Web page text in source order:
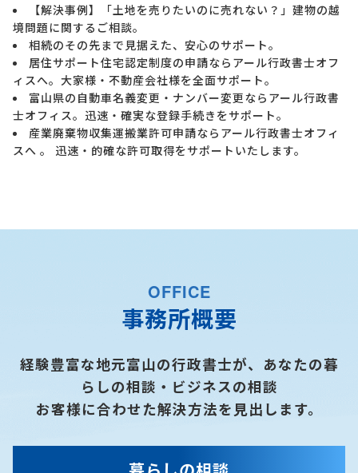
【解決事例】「土地を売りたいのに売れない？」建物の越
境問題に関するご相談。
相続のその先まで見据えた、安心のサポート。
居住サポート住宅認定制度の申請ならアール行政書士オフ
ィスへ。大家様・不動産会社様を全面サポート。
富山県の自動車名義変更・ナンバー変更ならアール行政書
士オフィス。迅速・確実な登録手続きをサポート。
産業廃棄物収集運搬業許可申請ならアール行政書士オフィ
スへ 。 迅速・的確な許可取得をサポートいたします。
OFFICE
事務所概要
経験豊富な地元富山の行政書士が、あなたの暮
らしの相談・ビジネスの相談
お客様に合わせた解決方法を見出します。